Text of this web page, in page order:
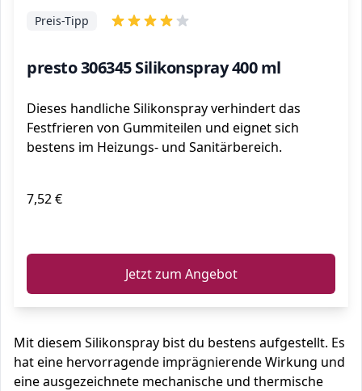
presto 306345 Silikonspray 400 ml
Preis-Tipp
Dieses handliche Silikonspray verhindert das
Festfrieren von Gummiteilen und eignet sich
bestens im Heizungs- und Sanitärbereich.
7,52 €
Jetzt zum Angebot
Mit diesem Silikonspray bist du bestens aufgestellt. Es
hat eine hervorragende imprägnierende Wirkung und
eine ausgezeichnete mechanische und thermische